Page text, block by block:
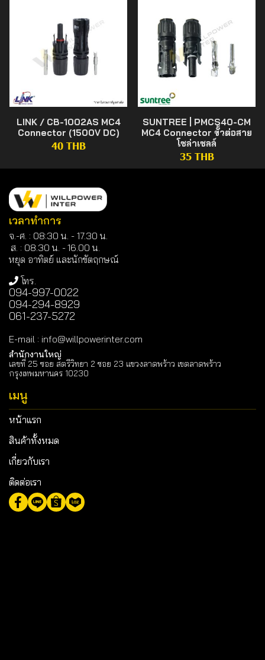
LINK / CB-1002AS MC4
Connector (1500V DC)
40 THB
SUNTREE | PMCS40-CM
MC4 Connector ขั้วต่อสาย
โซล่าเซลล์
35 THB
เวลาทำการ
จ.-ศ. : 08:30 น. - 17.30 น.
ส. : 08.30 น. -16.00 น.
หยุด อาทิตย์ และนักขัตฤกษณ์
โทร.
094-997-0022
094-294-8929
061-237-5272
E-mail : info@willpowerinter.com
สำนักงานใหญ่
เลขที่ 25 ซอย สตรีวิทยา 2 ซอย 23 แขวงลาดพร้าว เขตลาดพร้าว
กรุงเทพมหานคร 10230
เมนู
หน้าแรก
สินค้าทั้งหมด
เกี่ยวกับเรา
ติดต่อเรา